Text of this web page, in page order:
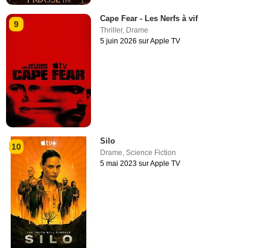
9
Cape Fear - Les Nerfs à vif
Thriller, Drame
5 juin 2026 sur Apple TV
10
Silo
Drame,Science Fiction
5 mai 2023 sur Apple TV